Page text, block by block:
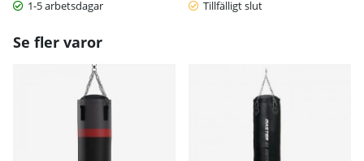
1-5 arbetsdagar Tillfälligt slut
Se fler varor